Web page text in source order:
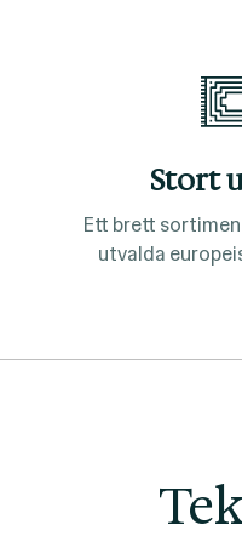
Stort
Ett brett
utvalda